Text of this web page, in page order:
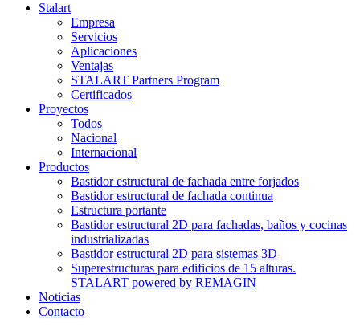
Stalart
Empresa
Servicios
Aplicaciones
Ventajas
STALART Partners Program
Certificados
Proyectos
Todos
Nacional
Internacional
Productos
Bastidor estructural de fachada entre forjados
Bastidor estructural de fachada continua
Estructura portante
Bastidor estructural 2D para fachadas, baños y cocinas
industrializadas
Bastidor estructural 2D para sistemas 3D
Superestructuras para edificios de 15 alturas.
STALART powered by REMAGIN
Noticias
Contacto